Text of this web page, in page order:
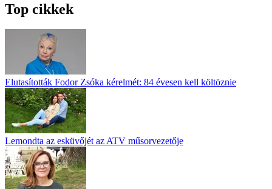
Top cikkek
Elutasították Fodor Zsóka kérelmét: 84 évesen kell költöznie
Lemondta az esküvőjét az ATV műsorvezetője